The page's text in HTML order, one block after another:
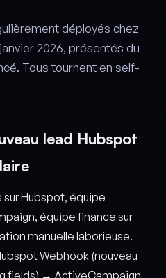
déployés chez
2026, présentés du
Tous tournent en self-
lead Hubspot
sur Hubspot, équipe
équipe finance sur
manuelle laborieuse.
Webhook (nouveau
fields) → ActiveCampaign